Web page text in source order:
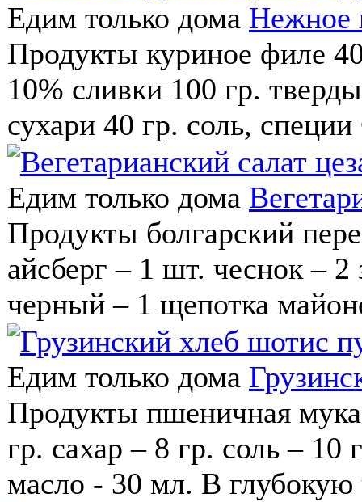
Едим только дома Нежное
Продукты куриное филе
10% сливки 100 гр.
сухари 40 гр. соль,
Едим только дома
Продукты болгарский
айсберг – 1 шт. чеснок –
черный – 1 щепотка
Едим только дома
Продукты пшеничная
гр. сахар – 8 гр. соль – 10
масло - 30 мл. В глубокую